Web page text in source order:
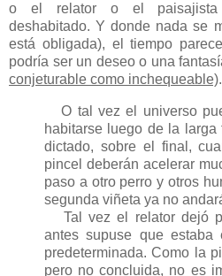
o el relator o el paisajista
deshabitado. Y donde nada se
está obligada), el tiempo
podría ser un deseo o una
conjeturable como inchequeable).
O tal vez el universo
habitarse luego de la larga
dictado, sobre el final,
pincel deberán acelerar
paso a otro perro y otros
segunda viñeta ya no
Tal vez el relator dejó
antes supuse que estaba
predeterminada. Como la
pero no concluida, no es